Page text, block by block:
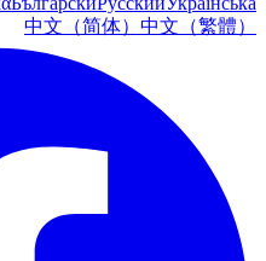
中文（简体） 中文（繁體）